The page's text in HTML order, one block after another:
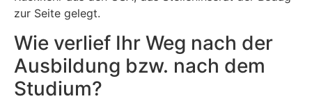
zur Seite gelegt.
Wie verlief Ihr Weg nach der
Ausbildung bzw. nach dem
Studium?